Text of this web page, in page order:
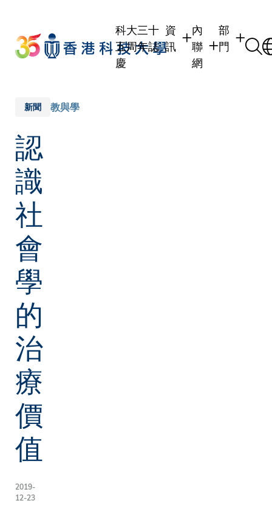
main
content
科大三十
五周年誌
慶
資
訊
內
聯
網
部
門
新聞 教與學
認
識
社
會
學
的
治
療
價
值
2019-
12-23